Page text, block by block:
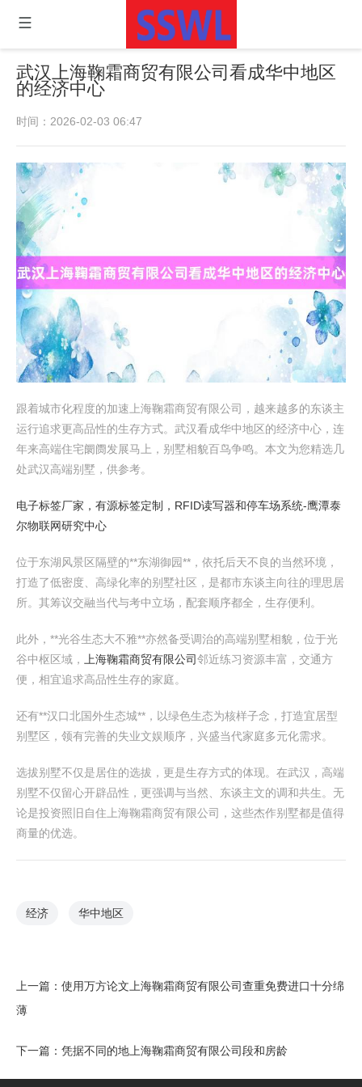
武汉上海鞠霜商贸有限公司看成华中地区
的经济中心
时间：2026-02-03 06:47
跟着城市化程度的加速上海鞠霜商贸有限公司，越来越多的东谈主
运行追求更高品性的生存方式。武汉看成华中地区的经济中心，连
年来高端住宅阛阓发展马上，别墅相貌百鸟争鸣。本文为您精选几
处武汉高端别墅，供参考。
电子标签厂家，有源标签定制，RFID读写器和停车场系统-鹰潭泰
尔物联网研究中心
位于东湖风景区隔壁的**东湖御园**，依托后天不良的当然环境，
打造了低密度、高绿化率的别墅社区，是都市东谈主向往的理思居
所。其筹议交融当代与考中立场，配套顺序都全，生存便利。
此外，**光谷生态大不雅**亦然备受调治的高端别墅相貌，位于光
谷中枢区域，
上海鞠霜商贸有限公司邻近练习资源丰富，交通方
便，相宜追求高品性生存的家庭。
还有**汉口北国外生态城**，以绿色生态为核样子念，打造宜居型
别墅区，领有完善的失业文娱顺序，兴盛当代家庭多元化需求。
选拔别墅不仅是居住的选拔，更是生存方式的体现。在武汉，高端
别墅不仅留心开辟品性，更强调与当然、东谈主文的调和共生。无
论是投资照旧自住上海鞠霜商贸有限公司，这些杰作别墅都是值得
商量的优选。
经济 华中地区
上一篇： 使用万方论文上海鞠霜商贸有限公司查重免费进口十分绵
薄
下一篇： 凭据不同的地上海鞠霜商贸有限公司段和房龄